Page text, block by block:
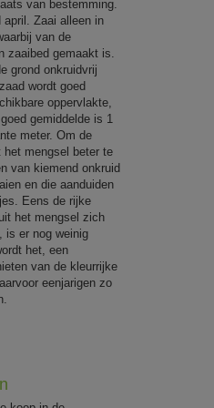
van bestemming.
april. Zaai alleen in
van de
zaaibed gemaakt is.
grond onkruidvrij
wordt goed
oppervlakte,
gemiddelde is 1
meter. Om de
het mengsel beter te
van kiemend onkruid
en die aanduiden
Eens de rijke
het mengsel zich
is er nog weinig
het, een
van de kleurrijke
eenjarigen zo